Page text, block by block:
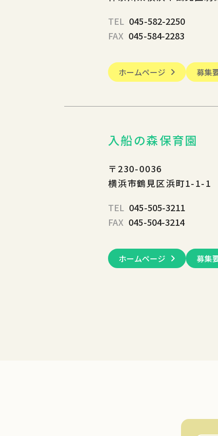
TEL 045-582-2250
FAX 045-584-2283
ホームページ 募集
入船の森保育園
〒230-0036
横浜市鶴見区浜町1-1-1
TEL 045-505-3211
FAX 045-504-3214
ホームページ 募集